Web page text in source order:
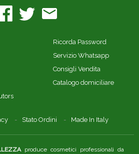
Ricorda Password
Servizio Whatsapp
Consigli Vendita
Catalogo domiciliare
Stato Ordini Made In Italy
produce cosmetici professionali da